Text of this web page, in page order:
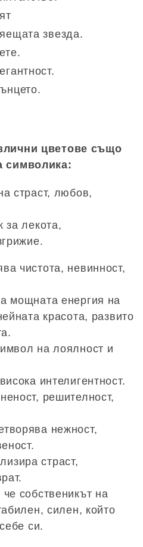
звезда.
цветове също
символика:
страст, любов,
за лекота,
чистота, невинност,
мощната енергия на
красота, развито
на лоялност и
интелигентност.
решителност,
нежност,
страст,
собственикът на
силен, който
си.